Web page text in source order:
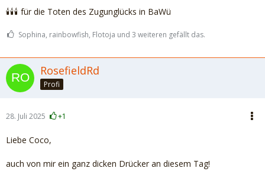
🕯️🕯️🕯️ für die Toten des Zugunglücks in BaWü
Sophina, rainbowfish, Flotoja und 3 weiteren gefällt das.
RosefieldRd
Profi
28. Juli 2025 +1
Liebe Coco,
auch von mir ein ganz dicken Drücker an diesem Tag!